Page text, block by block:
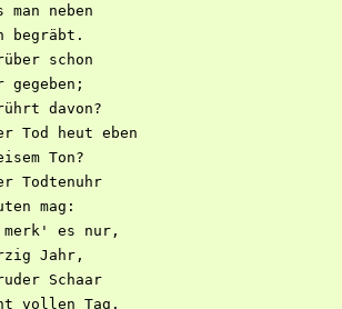
neben
begräbt.
schon
davon?
Tod heut eben
Ton?
Todtenuhr
mag:
es nur,
Jahr,
Schaar